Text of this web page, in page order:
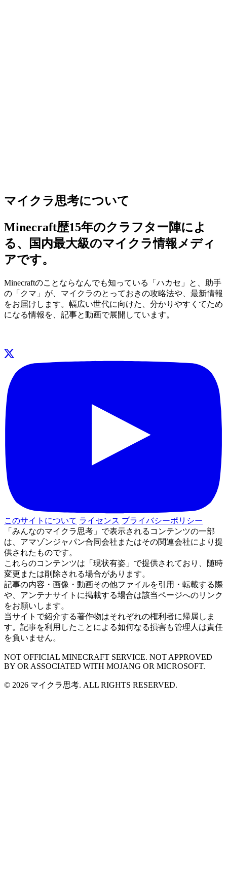
マイクラ思考について
Minecraft歴15年のクラフター陣によ
る、国内最大級のマイクラ情報メディ
アです。
Minecraftのことならなんでも知っている「ハカセ」と、助手
の「クマ」が、マイクラのとっておきの攻略法や、最新情報
をお届けします。幅広い世代に向けた、分かりやすくてため
になる情報を、記事と動画で展開しています。
このサイトについて ライセンス プライバシーポリシー
「みんなのマイクラ思考」で表示されるコンテンツの一部
は、アマゾンジャパン合同会社またはその関連会社により提
供されたものです。
これらのコンテンツは「現状有姿」で提供されており、随時
変更または削除される場合があります。
記事の内容・画像・動画その他ファイルを引用・転載する際
や、アンテナサイトに掲載する場合は該当ページへのリンク
をお願いします。
当サイトで紹介する著作物はそれぞれの権利者に帰属しま
す。記事を利用したことによる如何なる損害も管理人は責任
を負いません。
NOT OFFICIAL MINECRAFT SERVICE. NOT APPROVED
BY OR ASSOCIATED WITH MOJANG OR MICROSOFT.
© 2026 マイクラ思考. ALL RIGHTS RESERVED.